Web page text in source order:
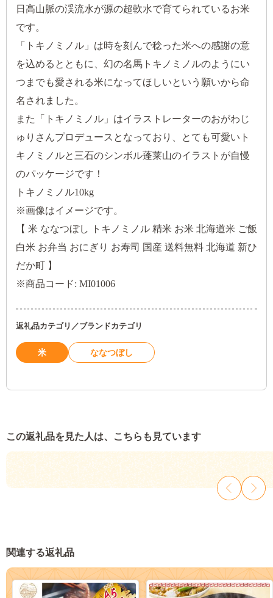
日高山脈の渓流水が源の超軟水で育てられているお米
です。
「トキノミノル」は時を刻んで稔った米への感謝の意
を込めるとともに、幻の名馬トキノミノルのようにい
つまでも愛される米になってほしいという願いから命
名されました。
また「トキノミノル」はイラストレーターのおがわじ
ゅりさんプロデュースとなっており、とても可愛いト
キノミノルと三石のシンボル蓬莱山のイラストが自慢
のパッケージです！
トキノミノル10kg
※画像はイメージです。
【 米 ななつぼし トキノミノル 精米 お米 北海道米 ご飯
白米 お弁当 おにぎり お寿司 国産 送料無料 北海道 新ひ
だか町 】
※商品コード: MI01006
返礼品カテゴリ／ブランドカテゴリ
米 ななつぼし
この返礼品を見た人は、こちらも見ています
関連する返礼品